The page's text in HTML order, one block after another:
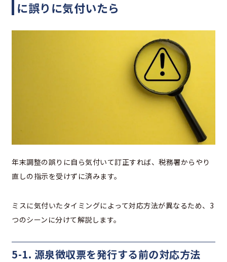
に誤りに気付いたら
年末調整の誤りに自ら気付いて訂正すれば、税務署からやり
直しの指示を受けずに済みます。
ミスに気付いたタイミングによって対応方法が異なるため、3
つのシーンに分けて解説します。
5-1. 源泉徴収票を発行する前の対応方法